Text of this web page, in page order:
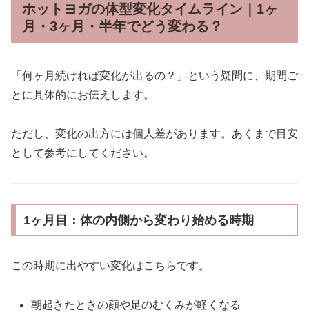
ホットヨガの体型変化タイムライン｜1ヶ
月・3ヶ月・半年でどう変わる？
「何ヶ月続ければ変化が出るの？」という疑問に、期間ご
とに具体的にお伝えします。
ただし、変化の出方には個人差があります。あくまで目安
として参考にしてください。
1ヶ月目：体の内側から変わり始める時期
この時期に出やすい変化はこちらです。
朝起きたときの顔や足のむくみが軽くなる